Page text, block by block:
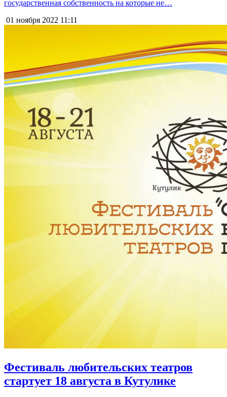
государственная собственность на которые не…
01 ноября 2022 11:11
Фестиваль любительских театров
стартует 18 августа в Кутулике